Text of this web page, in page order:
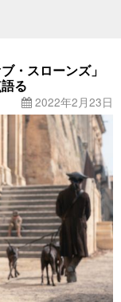
・スローンズ」
る
2022年2月23日